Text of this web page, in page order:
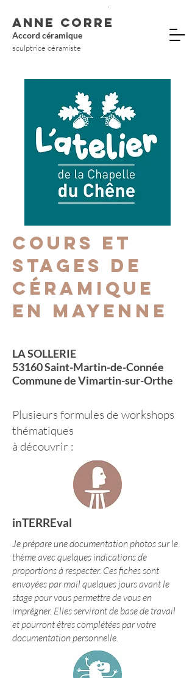
ANNE CORRE
Accord céramique
sculptrice céramiste
Cours et
stages de
céramique
en mayenne
LA SOLLERIE
53160 Saint-Martin-de-Connée
Commune de Vimartin-sur-Orthe
Plusieurs formules de workshops
thématiques
à découvrir :
inTERREval
Je prépare une documentation photos sur le
thème avec quelques indications de
proportions à respecter. Ces fiches sont
envoyées par mail quelques jours avant le
stage pour vous permettre de vous en
imprégner. Elles serviront de base de travail
et pourront êtres complétées par votre
documentation personnelle.